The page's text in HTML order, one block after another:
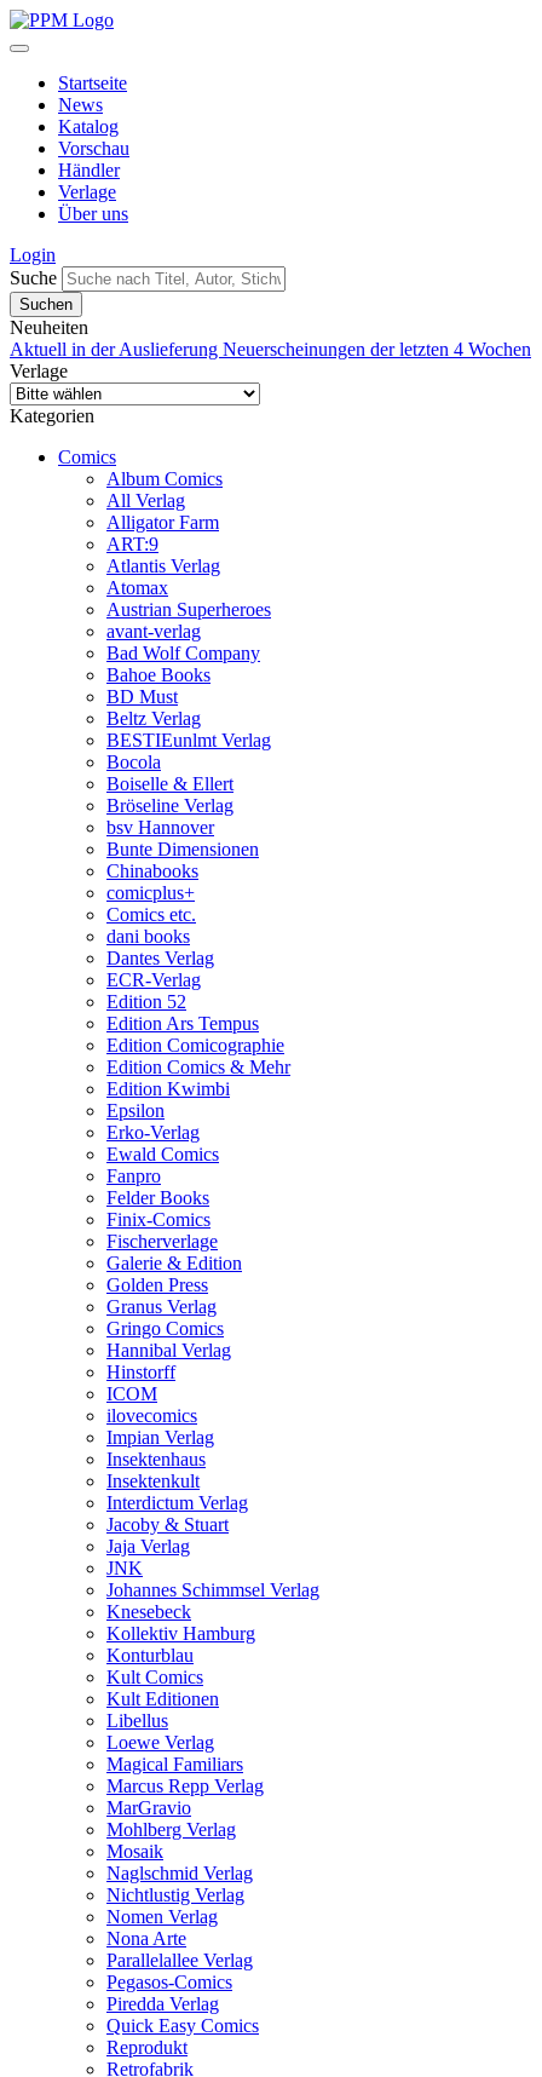
Startseite
News
Katalog
Vorschau
Händler
Verlage
Über uns
Login
Suche
Neuheiten
Aktuell in der Auslieferung Neuerscheinungen der letzten 4 Wochen
Verlage
Kategorien
Comics
Album Comics
All Verlag
Alligator Farm
ART:9
Atlantis Verlag
Atomax
Austrian Superheroes
avant-verlag
Bad Wolf Company
Bahoe Books
BD Must
Beltz Verlag
BESTIEunlmt Verlag
Bocola
Boiselle & Ellert
Bröseline Verlag
bsv Hannover
Bunte Dimensionen
Chinabooks
comicplus+
Comics etc.
dani books
Dantes Verlag
ECR-Verlag
Edition 52
Edition Ars Tempus
Edition Comicographie
Edition Comics & Mehr
Edition Kwimbi
Epsilon
Erko-Verlag
Ewald Comics
Fanpro
Felder Books
Finix-Comics
Fischerverlage
Galerie & Edition
Golden Press
Granus Verlag
Gringo Comics
Hannibal Verlag
Hinstorff
ICOM
ilovecomics
Impian Verlag
Insektenhaus
Insektenkult
Interdictum Verlag
Jacoby & Stuart
Jaja Verlag
JNK
Johannes Schimmsel Verlag
Knesebeck
Kollektiv Hamburg
Konturblau
Kult Comics
Kult Editionen
Libellus
Loewe Verlag
Magical Familiars
Marcus Repp Verlag
MarGravio
Mohlberg Verlag
Mosaik
Naglschmid Verlag
Nichtlustig Verlag
Nomen Verlag
Nona Arte
Parallelallee Verlag
Pegasos-Comics
Piredda Verlag
Quick Easy Comics
Reprodukt
Retrofabrik